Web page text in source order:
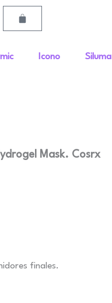
Carrito
Icono Siluma
Mask. Cosrx
finales.